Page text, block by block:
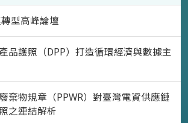
型高峰論壇
品護照（DPP）打造循環經濟與數據主
棄物規章（PPWR）對臺灣電資供應鏈
之連結解析